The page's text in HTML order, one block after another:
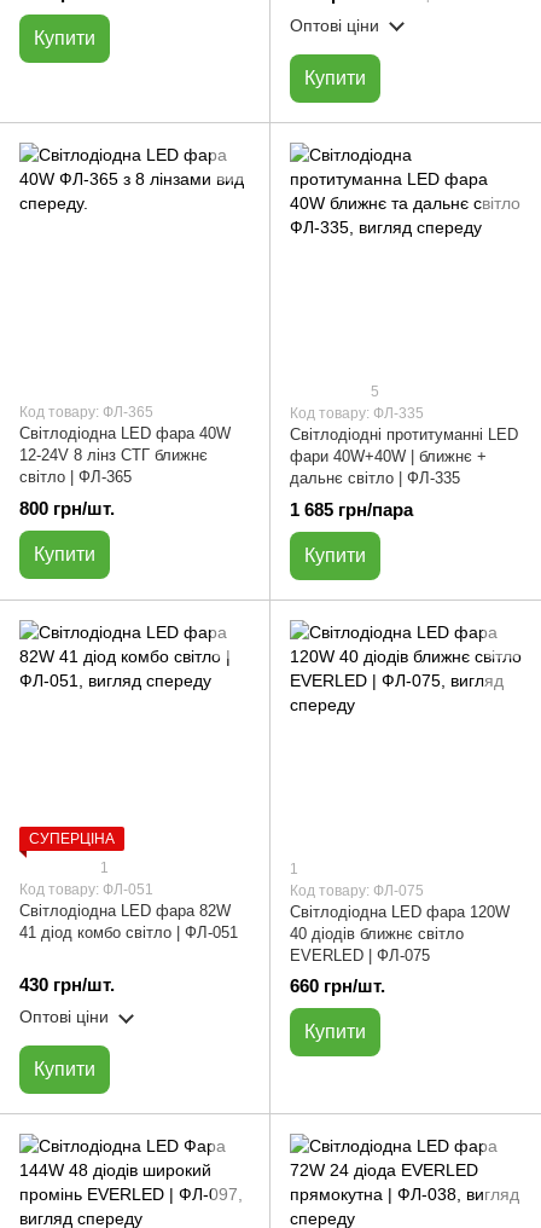
Купити
Оптові ціни
Купити
Код товару: ФЛ-365
Cвітлодіодна LED фара 40W
12-24V 8 лінз СТГ ближнє
світло | ФЛ-365
800 грн/шт.
Купити
5
Код товару: ФЛ-335
Світлодіодні протитуманні LED
фари 40W+40W | ближнє +
дальнє світло | ФЛ-335
1 685 грн/пара
Купити
СУПЕРЦІНА
1
Код товару: ФЛ-051
Світлодіодна LED фара 82W
41 діод комбо світло | ФЛ-051
430 грн/шт.
Оптові ціни
Купити
1
Код товару: ФЛ-075
Світлодіодна LED фара 120W
40 діодів ближнє світло
EVERLED | ФЛ-075
660 грн/шт.
Купити